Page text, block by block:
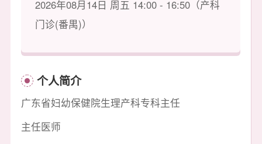
2026年08月14日 周五 14:00 - 16:50（产科
门诊(番禺)）
个人简介
广东省妇幼保健院生理产科专科主任
主任医师